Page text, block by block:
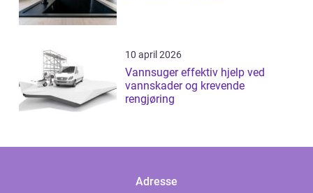
10 april 2026
Vannsuger effektiv hjelp ved
vannskader og krevende
rengjøring
Adresse